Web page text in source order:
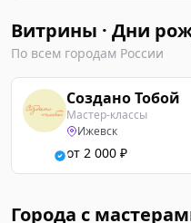
Витрины · Дни
По всем городам России
Создано Тобой
Мастер-классы
Ижевск
от 2 000 ₽
Города с